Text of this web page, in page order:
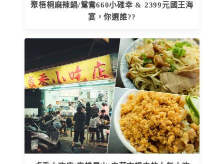
聚梧桐麻辣鍋/鴛鴦660小確幸 & 2399元國王海
宴，你選誰??